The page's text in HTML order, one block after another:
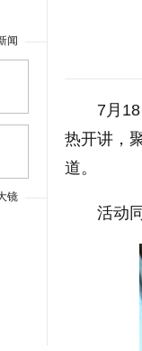
7月
热开讲，
道。
活动
闻
镜